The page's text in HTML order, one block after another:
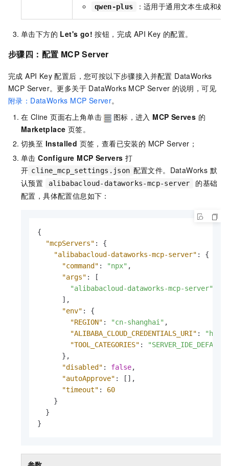
qwen-plus ：适用于通用文本生成和处
单击下方的 Let's go! 按钮，完成 API Key 的配置。
步骤四：配置 MCP Server
完成 API Key 配置后，您可按以下步骤接入并配置 DataWorks
MCP Server。更多关于 DataWorks MCP Server 的说明，可见
附录：DataWorks MCP Server。
在 Cline 页面右上角单击
图标，进入 MCP Serves 的
Marketplace 页签。
切换至 Installed 页签，查看已安装的 MCP Server；
单击 Configure MCP Servers 打
开 cline_mcp_settings.json 配置文件。DataWorks 默
认预置
alibabacloud-dataworks-mcp-server
的基础
配置，具体配置信息如下：
{
"mcpServers" :
{
"alibabacloud-dataworks-mcp-server" :
{
"command" : "npx" ,
"args" :
[
"alibabacloud-dataworks-mcp-server"
] ,
"env" :
{
"REGION" : "cn-shanghai" ,
"ALIBABA_CLOUD_CREDENTIALS_URI" :
"TOOL_CATEGORIES" :
"SERVER_IDE_DEFAULT"
} ,
"disabled" : false,
"autoApprove" : [ ] ,
"timeout" :
60
}
}
}